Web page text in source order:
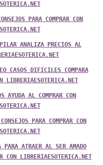
PARA COMPRAR CON
ANALIZA PRECIOS AL
CASOS DIFICILES COMPARA
LIBRERIAESOTERICA.NET
AYUDA AL COMPRAR CON
PARA COMPRAR CON
ATRAER AL SER AMADO
CON LIBRERIAESOTERICA.NET